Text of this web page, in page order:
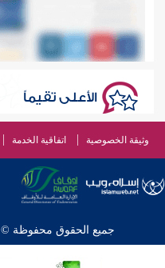
الأعلى تقيماً
وثيقة الخصوصية اتفاقية الخدمة
جميع الحقوق محفوظة © 2026 - 1998 لشبكة إسلام ويب